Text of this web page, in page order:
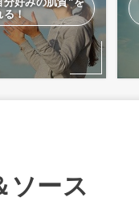
る！
ソース